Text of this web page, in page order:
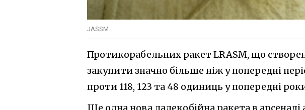
JASSM
Протикорабельних ракет LRASM, що
закупити значно більше ніж у попередні
проти 118, 123 та 48 одиниць у попередні
Ще одна нова далекобійна ракета в арсеналі